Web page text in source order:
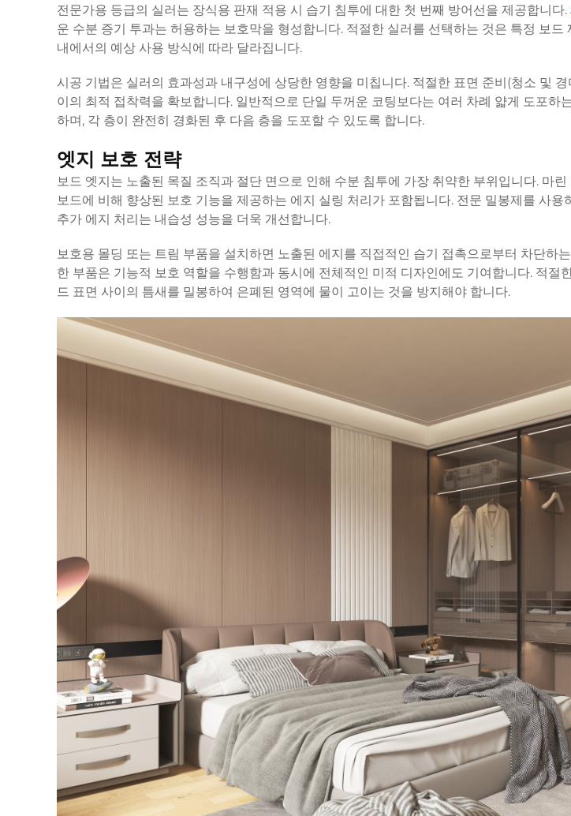
전문가용 등급의 실러는 장식용 판재 적용 시 습기 침투에 대한 첫 번째 방어선을 제공합니다.
운 수분 증기 투과는 허용하는 보호막을 형성합니다. 적절한 실러를 선택하는 것은 특정 보드
내에서의 예상 사용 방식에 따라 달라집니다.
시공 기법은 실러의 효과성과 내구성에 상당한 영향을 미칩니다. 적절한 표면 준비(청소 및
이의 최적 접착력을 확보합니다. 일반적으로 단일 두꺼운 코팅보다는 여러 차례 얇게 도포하
하며, 각 층이 완전히 경화된 후 다음 층을 도포할 수 있도록 합니다.
엣지 보호 전략
보드 엣지는 노출된 목질 조직과 절단 면으로 인해 수분 침투에 가장 취약한 부위입니다. 마린
보드에 비해 향상된 보호 기능을 제공하는 에지 실링 처리가 포함됩니다. 전문 밀봉제를 사
추가 에지 처리는 내습성 성능을 더욱 개선합니다.
보호용 몰딩 또는 트림 부품을 설치하면 노출된 에지를 직접적인 습기 접촉으로부터 차단하
한 부품은 기능적 보호 역할을 수행함과 동시에 전체적인 미적 디자인에도 기여합니다. 적절
드 표면 사이의 틈새를 밀봉하여 은폐된 영역에 물이 고이는 것을 방지해야 합니다.